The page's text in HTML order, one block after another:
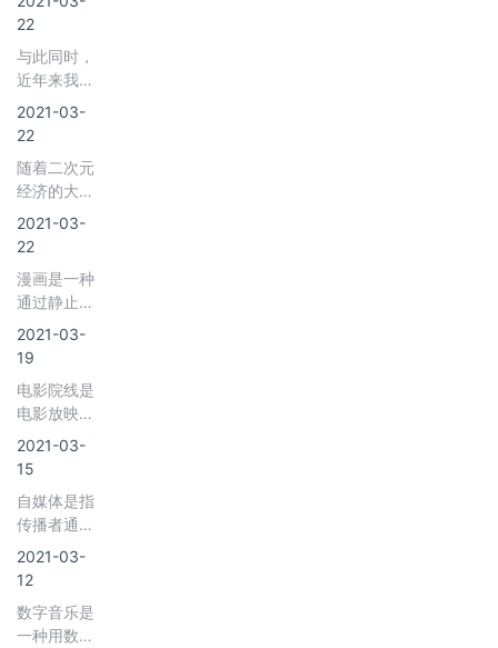
看，情况有
所改善，开
始有影视制
影视特效，
让特效公司
从影视项目
筹备期就开
始介入（如
《战狼
电影的制作
全程，在拍
摄过程中与
导演沟通特
制作团队融
合，共同为
特效制作把
关。
影视娱乐行
达到2131亿
元左右。其
中，电影市
场的份额为
38.6%；连
续剧市场的
61.4%。未
来，随着人
们历年的提
升以及新技
术的应用，
影视娱乐行
发展。
步提高以及
驱动下持续
保持快速增
长的态势。
根据数据显
我国影院数
量和影院影
幕已经分别
达到了1.24
万家和6.98
万块，增速
上；2020年
在疫情影响
下将有所下
降。
22
与此同时，
近年来我国
网络综艺节
目市场规模
势。根据数
据显示，
2019年我国
网络综艺节
162亿元，同
比增长
17%。预计
未来我国网
络综艺节目
市场规模将
发展前景广
阔。
2021-03-
22
随着二次元
经济的大规
模崛起以及
国家对盗版
度的不断增
强，我国动
漫行业迎来
了春天，
动漫产业总
产值达到
1941亿元，
同比增长
13.4%，泛
二次元用户
人，同比增
长12.1%。
2021-03-
22
漫画是一种
通过静止图
像来表达思
想的媒介，
或其他视觉
信息相结
合，采用并
列的一系列
利用气泡、
字幕和拟声
词之类的文
字内容来传
达对话、声
音效果或其
2021-03-
19
电影院线是
电影放映行
业中一种具
有垄断性的
即经营者通
过掌握相当
数量的电影
院，在某一
建立电影放
2021-03-
15
自媒体是指
传播者通过
信息化手
段，从独特
户传播信息
的一种新型
2021-03-
12
数字音乐是
一种用数字